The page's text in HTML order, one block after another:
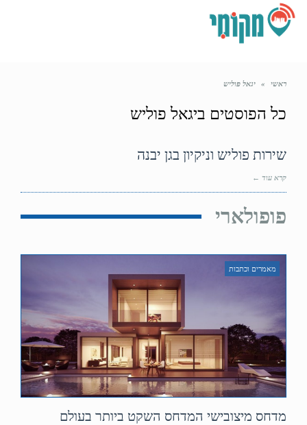
ראשי » יגאל פוליש
כל הפוסטים ביגאל פוליש
שירות פוליש וניקיון בגן יבנה
קרא עוד ←
פופולארי
מאמרים וכתבות
מדחס מיצובישי המדחס השקט ביותר בעולם